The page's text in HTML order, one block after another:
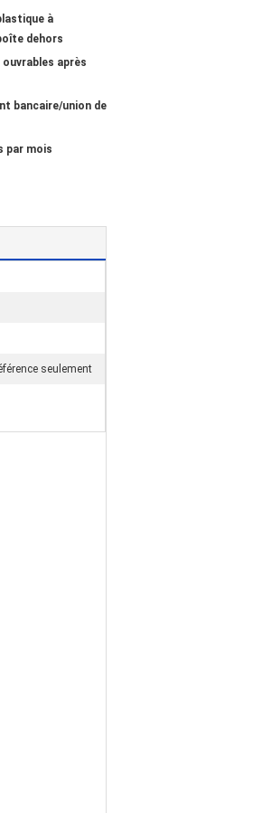
à
dehors
après
bancaire/union de
par mois
seulement